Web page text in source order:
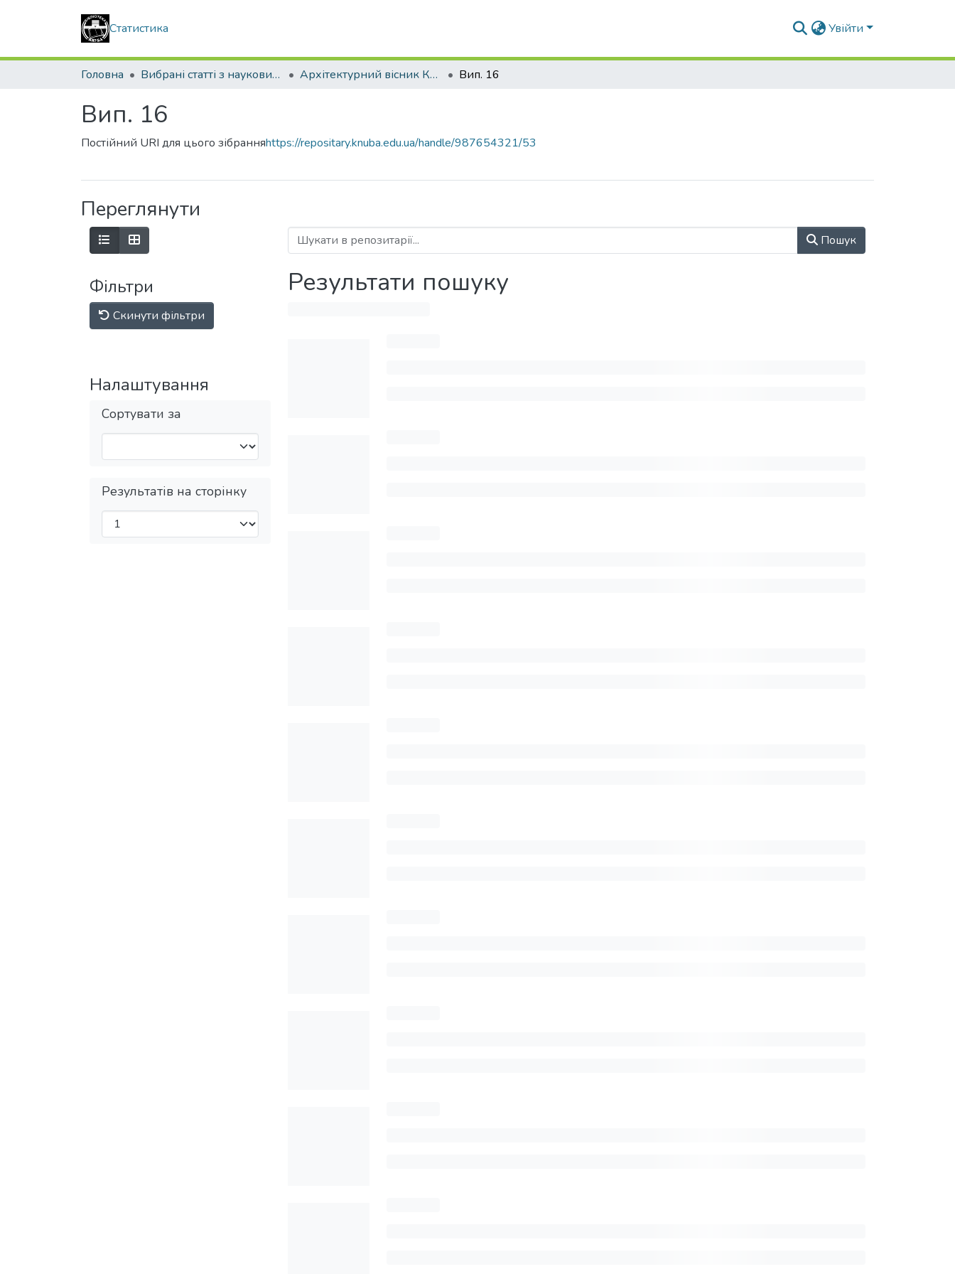
Статистика Увійти
Головна Вибрані статті з наукових збірників КНУБА Архітектурний вісник КНУБА Вип. 16
Вип. 16
Постійний URI для цього зібранняhttps://repositary.knuba.edu.ua/handle/987654321/53
Переглянути
Фільтри
Скинути фільтри
Налаштування
Сортувати за
Результатів на сторінку
Пошук
Результати пошуку